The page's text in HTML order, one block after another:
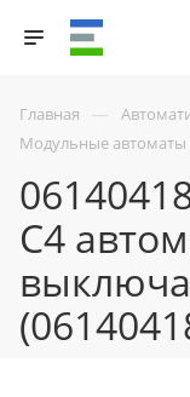
Главная —
Модульные автоматы
C4